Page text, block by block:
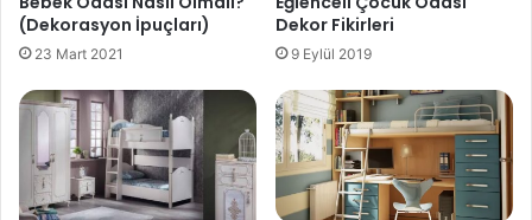
(Dekorasyon İpuçları)
23 Mart 2021
Dekor Fikirleri
9 Eylül 2019